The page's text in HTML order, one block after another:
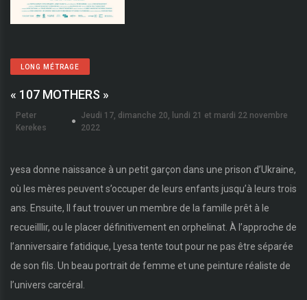
LONG MÉTRAGE
« 107 MOTHERS »
Peter
Kerekes
Jeudi 17, dimanche 20, lundi 21 et mardi 22 novembre
2022
yesa donne naissance à un petit garçon dans une prison d’Ukraine,
où les mères peuvent s’occuper de leurs enfants jusqu’à leurs trois
ans. Ensuite, Il faut trouver un membre de la famille prêt à le
recueilllir, ou le placer définitivement en orphelinat. À l’approche de
l’anniversaire fatidique, Lyesa tente tout pour ne pas être séparée
de son fils. Un beau portrait de femme et une peinture réaliste de
l’univers carcéral.